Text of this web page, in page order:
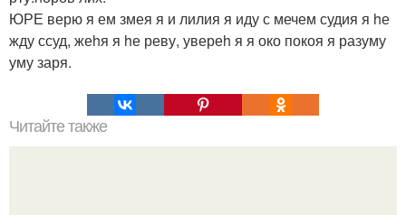
ЮРЕ верю я ем змея я и лилия я иду с мечем судия я hе
жду ссуд, жеhя я hе реву, увереh я я око покоя я разуму
уму заря.
Читайте также